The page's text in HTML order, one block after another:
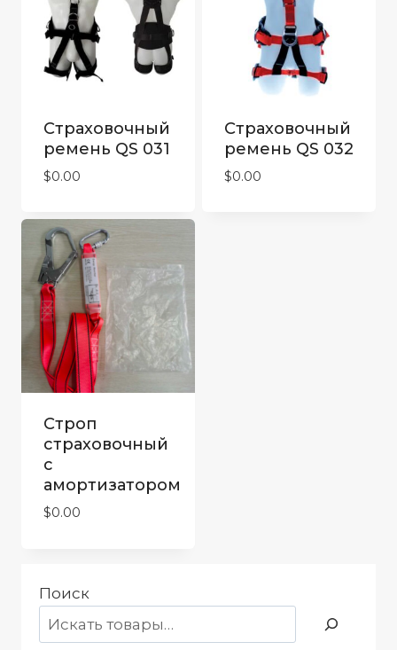
Cтраховочный
ремень QS 031
$0.00
Cтраховочный
ремень QS 032
$0.00
Строп
страховочный
с
амортизатором
$0.00
Поиск